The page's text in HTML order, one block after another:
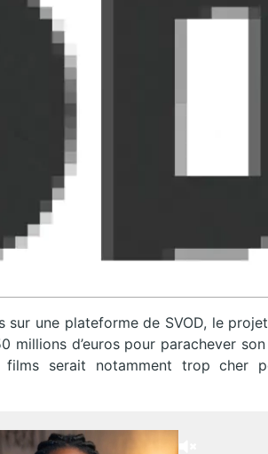
sur une plateforme de SVOD, le
millions d’euros pour parachever
serait notamment trop cher